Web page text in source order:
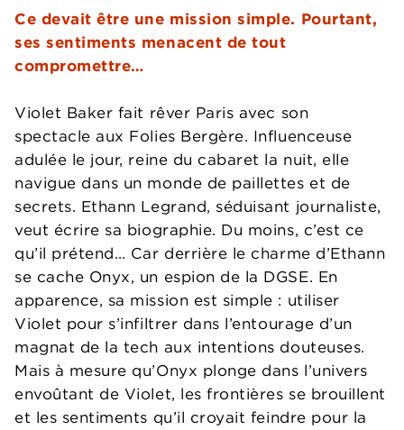
Ce devait être une mission simple. Pourtant,
ses sentiments menacent de tout
compromettre…
Violet Baker fait rêver Paris avec son
spectacle aux Folies Bergère. Influenceuse
adulée le jour, reine du cabaret la nuit, elle
navigue dans un monde de paillettes et de
secrets. Ethann Legrand, séduisant journaliste,
veut écrire sa biographie. Du moins, c’est ce
qu’il prétend… Car derrière le charme d’Ethann
se cache Onyx, un espion de la DGSE. En
apparence, sa mission est simple : utiliser
Violet pour s’infiltrer dans l’entourage d’un
magnat de la tech aux intentions douteuses.
Mais à mesure qu’Onyx plonge dans l’univers
envoûtant de Violet, les frontières se brouillent
et les sentiments qu’il croyait feindre pour la